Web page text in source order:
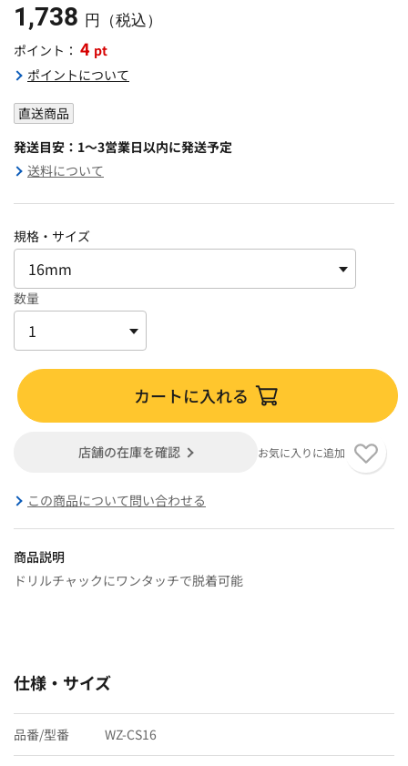
1,738 円（税込）
ポイント： 4 pt
ポイントについて
直送商品
発送目安：1～3営業日以内に発送予定
送料について
規格・サイズ
数量
カートに入れる
店舗の在庫を確認 お気に入りに追加
この商品について問い合わせる
商品説明
ドリルチャックにワンタッチで脱着可能
仕様・サイズ
品番/型番 WZ-CS16